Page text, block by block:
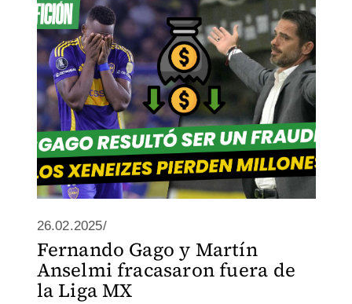
26.02.2025/
Fernando Gago y Martín
Anselmi fracasaron fuera de
la Liga MX